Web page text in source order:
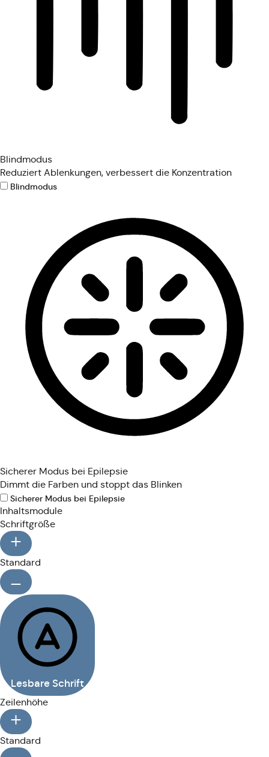
Blindmodus
Reduziert Ablenkungen, verbessert die Konzentration
Blindmodus
Sicherer Modus bei Epilepsie
Dimmt die Farben und stoppt das Blinken
Sicherer Modus bei Epilepsie
Inhaltsmodule
Schriftgröße
Standard
Lesbare Schrift
Zeilenhöhe
Standard